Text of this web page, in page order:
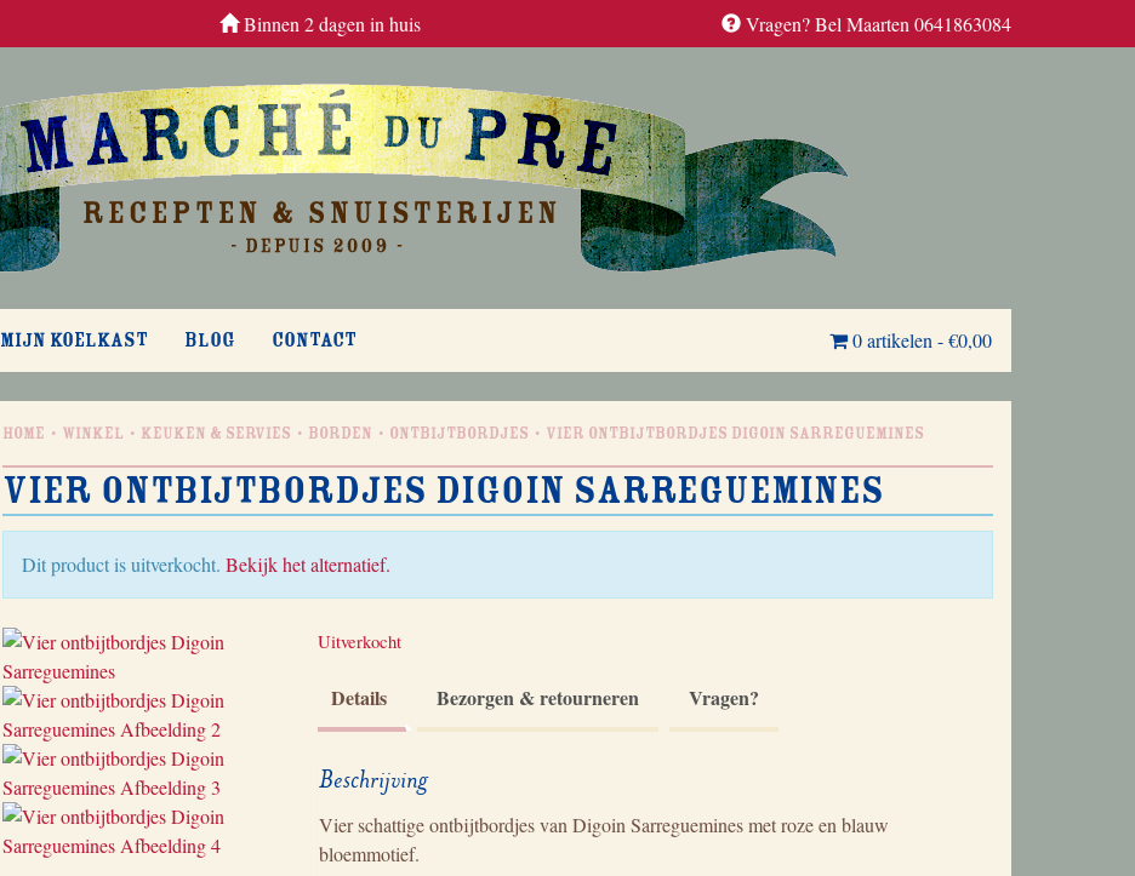
Binnen 2 dagen in huis Vragen? Bel Maarten 0641863084
MIJN KOELKAST BLOG CONTACT 0 artikelen -€0,00
Home Winkel Keuken & Servies Borden Ontbijtbordjes Vier ontbijtbordjes Digoin Sarreguemines
Vier ontbijtbordjes Digoin Sarreguemines
Dit product is uitverkocht. Bekijk het alternatief.
Uitverkocht
Details Bezorgen & retourneren Vragen?
Beschrijving
Vier schattige ontbijtbordjes van Digoin Sarreguemines met roze en blauw
bloemmotief.